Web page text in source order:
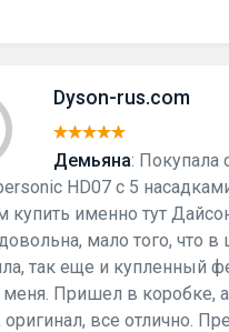
Dyson-rus.com
Демьяна: Покупала
HD07 с 5
купить именно тут
мало того, что
так еще и купленный
меня. Пришел в коробке,
оригинал, все отлично.